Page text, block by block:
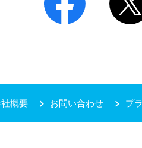
概要 お問い合わせ プ